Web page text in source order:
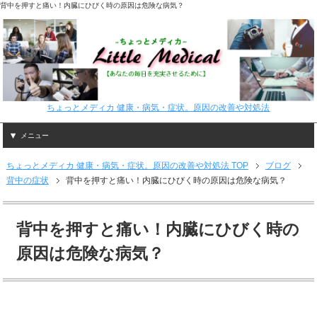
背中を押すと痛い！内臓にひびく時の原因は危険な病気？
ちょっとメディカ 健康・病気・症状。原因の改善や対処法
メニュー
ちょっとメディカ 健康・病気・症状。原因の改善や対処法 TOP
ブログ
背中の症状
背中を押すと痛い！内臓にひびく時の原因は危険な病気？
背中を押すと痛い！内臓にひびく時の
原因は危険な病気？